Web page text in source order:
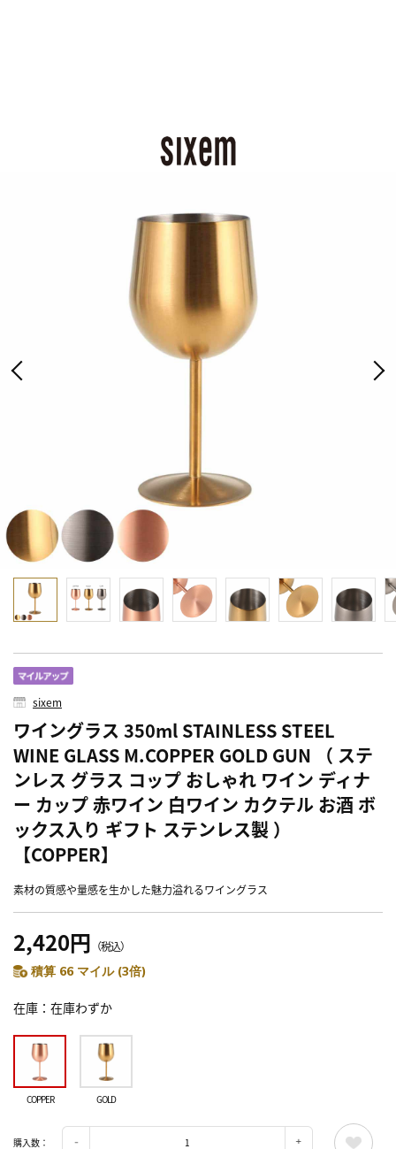
sixem
ワイングラス 350ml STAINLESS STEEL
WINE GLASS M.COPPER GOLD GUN （ ステ
ンレス グラス コップ おしゃれ ワイン ディナ
ー カップ 赤ワイン 白ワイン カクテル お酒 ボ
ックス入り ギフト ステンレス製 ）
【COPPER】
素材の質感や量感を生かした魅力溢れるワイングラス
2,420円 （税込）
積算 66 マイル (3倍)
在庫 在庫わずか
COPPER GOLD
購入数：